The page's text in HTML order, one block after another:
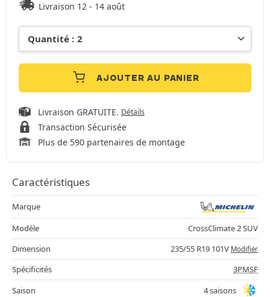
Livraison 12 - 14 août
AJOUTER AU PANIER
Livraison GRATUITE. Détails
Transaction Sécurisée
Plus de 590 partenaires de montage
Caractéristiques
Marque
Modèle
CrossClimate 2 SUV
Dimension
235/55 R19 101V Modifier
Spécificités
3PMSF
Saison
4 saisons